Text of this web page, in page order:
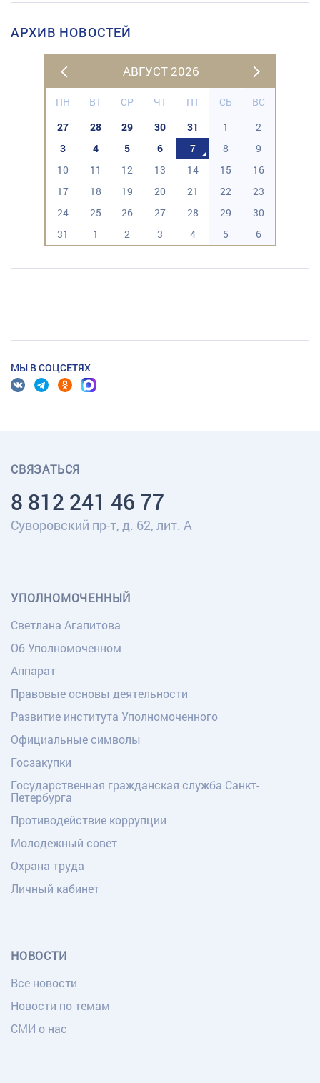
АРХИВ НОВОСТЕЙ
АВГУСТ 2026
ПН ВТ СР ЧТ ПТ СБ
ВС
27
28 29 30 31 1
2
3
4 5 6 7 8
9
10
11 12 13 14 15
16
17
18 19 20 21 22
23
24
25 26 27 28 29
30
31
1 2 3 4 5 6
МЫ В СОЦСЕТЯХ
СВЯЗАТЬСЯ
8 812 241 46 77
Суворовский пр-т, д. 62, лит. А
УПОЛНОМОЧЕННЫЙ
Светлана Агапитова
Об Уполномоченном
Аппарат
Правовые основы деятельности
Развитие института Уполномоченного
Официальные символы
Госзакупки
Государственная гражданская служба Санкт-
Петербурга
Противодействие коррупции
Молодежный совет
Охрана труда
Личный кабинет
НОВОСТИ
Все новости
Новости по темам
СМИ о нас